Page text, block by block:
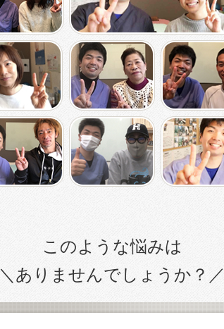
このような悩みは
＼ありませんでしょうか？／